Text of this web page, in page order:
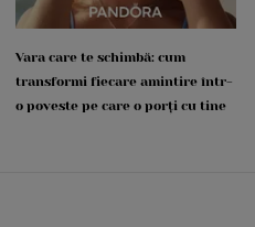
Vara care te schimbă: cum
transformi fiecare amintire într-
o poveste pe care o porți cu tine